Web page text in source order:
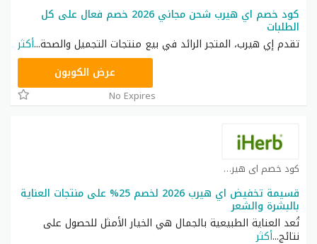
كود خصم اي هيرب شحن مجاني 2026 خصم فعال على كل
الطلبات
تقدم إي هيرب، المتجر الرائد في بيع منتجات التجميل والصحة...أكثر
OBP3235عرض الكوبون
No Expires
كود خصم اي هيرب كوبون
قسيمة تخفيض اي هيرب 2026 لخصم 25% على منتجات العناية
بالبشرة والشعر
تُعد العناية الطبيعية بالجمال هي الخيار الأمثل للحصول على
نتائج...أكثر